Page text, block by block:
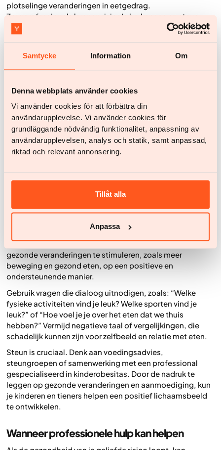
Samtycke Information Om
Denna webbplats använder cookies
Vi använder cookies för att förbättra din
användarupplevelse. Vi använder cookies för
grundläggande nödvändig funktionalitet, anpassning av
användarupplevelsen, analys och statik, samt anpassad,
riktad och relevant annonsering.
Tillåt alla
Anpassa
plotselinge veranderingen in eetgedrag.
Zorgprofessionals kunnen risico’s herkennen en steun
bieden zonder oordeel.
Moedig gezonde eetgewoontes en een positief
lichaamsbeeld aan, in plaats van enkel te focussen op
over een kledingmaat. Als je een eetstoornis vermoedt,
stel dan voorzichtig voor contact op te nemen met een
arts of counselor.
Let op:Yazen diagnosticeert of behandelt geen
eetstoornissen. Als jij of iemand om wie je geeft hier
mogelijk mee te maken heeft, zoek dan professionele hulp
bij gespecialiseerde zorgverleners.
Kinderen en tieners ondersteunen
gevoeligheid. Kinderobesitas neemt toe, maar de nadruk
moet altijd liggen op gezonde gewoontes en
zelfvertrouwen, niet alleen op afvallen. Ouders en
zorgprofessionals kunnen veel verschil maken door
gezonde veranderingen te stimuleren, zoals meer
beweging en gezond eten, op een positieve en
ondersteunende manier.
Gebruik vragen die dialoog uitnodigen, zoals: “Welke
fysieke activiteiten vind je leuk? Welke sporten vind je
leuk?” of “Hoe voel je je over het eten dat we thuis
hebben?” Vermijd negatieve taal of vergelijkingen, die
schadelijk kunnen zijn voor zelfbeeld en relatie met eten.
Steun is cruciaal. Denk aan voedingsadvies,
steungroepen of samenwerking met een professional
gespecialiseerd in kinderobesitas. Door de nadruk te
leggen op gezonde veranderingen en aanmoediging, kun
je kinderen en tieners helpen een positief lichaamsbeeld
te ontwikkelen.
Wanneer professionele hulp kan helpen